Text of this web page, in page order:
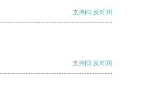
支持[0] 反对[0]
支持[0] 反对[0]